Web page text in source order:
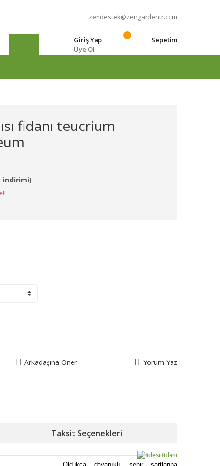
zendestek@zengardentr.com
Giriş Yap
Üye Ol
Sepetim
fidanı teucrium
indirimi)
Arkadaşına Öner Yorum Yaz
Taksit Seçenekleri
Oldukça dayanıklı, şehir şartlarına